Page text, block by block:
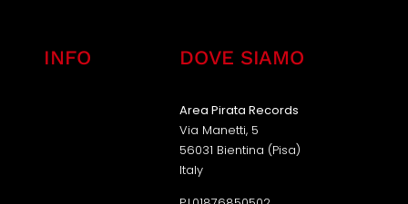
INFO DOVE SIAMO
Area Pirata Records
Via Manetti, 5
56031 Bientina (Pisa)
Italy